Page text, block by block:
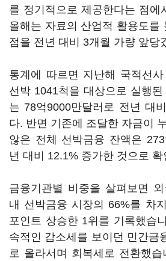
를 정기적으로 제공한다는 점에
올해는 자료의 산업적 활용도를
점을 전년 대비 3개월 가량 앞당
통계에 따르면 지난해 국적선
선박 1041척을 대상으로 실행
는 78억9000만달러로 전년 대
다. 반면 기존에 조달한 자금이
않은 전체 선박금융 잔액은
년 대비 12.1% 증가한 것으로
금융기관별 비중을 살펴보면
내 선박금융 시장의 66%를 차
포인트 상승한 1위를 기록했습
속적인 감소세를 보이던 민간금
로 올라서며 회복세로 전환했